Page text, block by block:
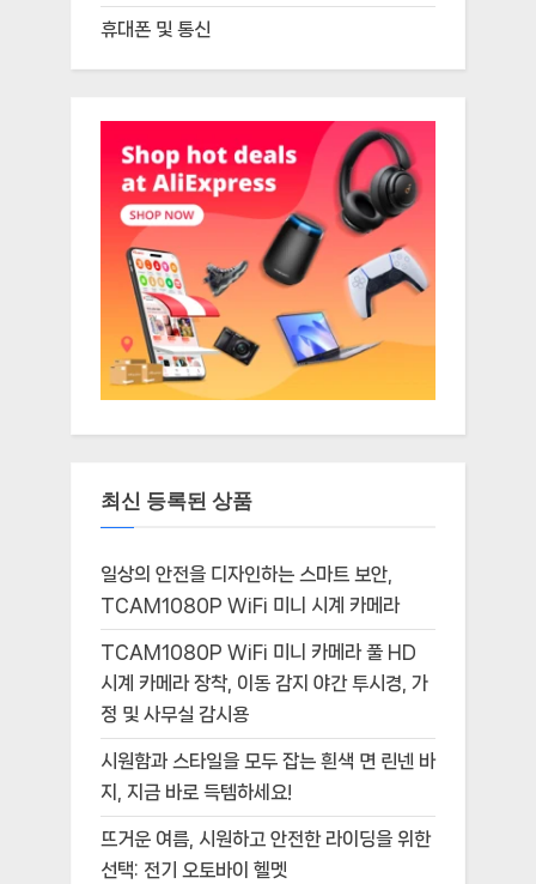
휴대폰 및 통신
최신 등록된 상품
일상의 안전을 디자인하는 스마트 보안,
TCAM1080P WiFi 미니 시계 카메라
TCAM1080P WiFi 미니 카메라 풀 HD
시계 카메라 장착, 이동 감지 야간 투시경, 가
정 및 사무실 감시용
시원함과 스타일을 모두 잡는 흰색 면 린넨 바
지, 지금 바로 득템하세요!
뜨거운 여름, 시원하고 안전한 라이딩을 위한
선택: 전기 오토바이 헬멧